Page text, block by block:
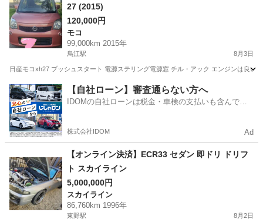
27 (2015)
120,000円
モコ
99,000km 2015年
烏江駅 8月3日
日産モコxh27 プッシュスタート 電源ステリング電源窓 チル・アック エンジンは良い
岐阜 安八郡 烏江駅 モコ
【自社ローン】審査通らない方へ
IDOMの自社ローンは税金・車検の支払いも含んでい
株式会社IDOM Ad
【オンライン決済】ECR33 セダン 即ドリ ドリフ
ト スカイライン
5,000,000円
スカイライン
86,760km 1996年
東野駅 8月2日